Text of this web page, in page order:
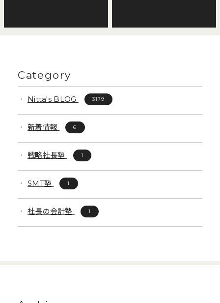
Category
Nitta's BLOG 3179
新着情報 6
戦略社長塾 1
SMT塾 1
社長の会計塾 1